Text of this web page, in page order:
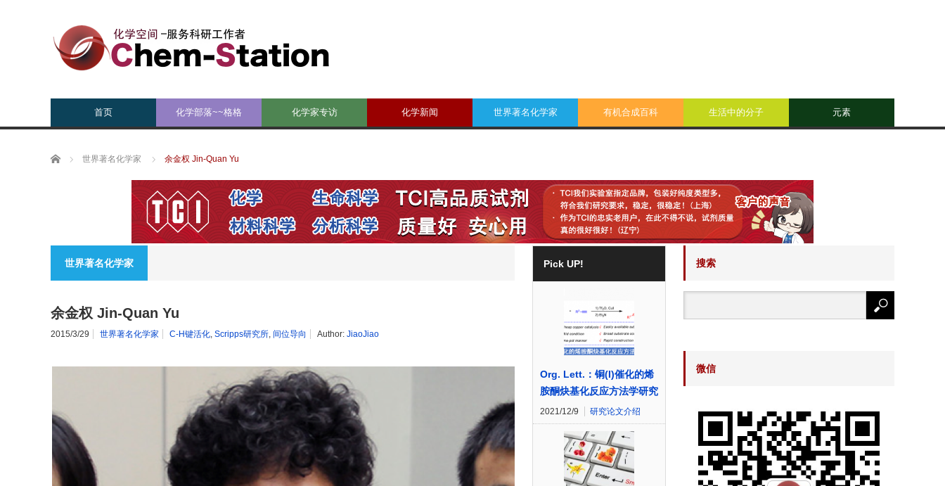
首页 化学部落~~格格 化学家专访 化学新闻 世界著名化学家 有机合成百科 生活中的分子 元素
Home 世界著名化学家 余金权 Jin-Quan Yu
世界著名化学家
余金权 Jin-Quan Yu
2015/3/29 世界著名化学家 C-H键活化, Scripps研究所, 间位导向 Author: JiaoJiao
Pick UP!
Org. Lett.：铜(I)催化的烯
胺酮炔基化反应方法学研究
2021/12/9 研究论文介绍
搜索
微信